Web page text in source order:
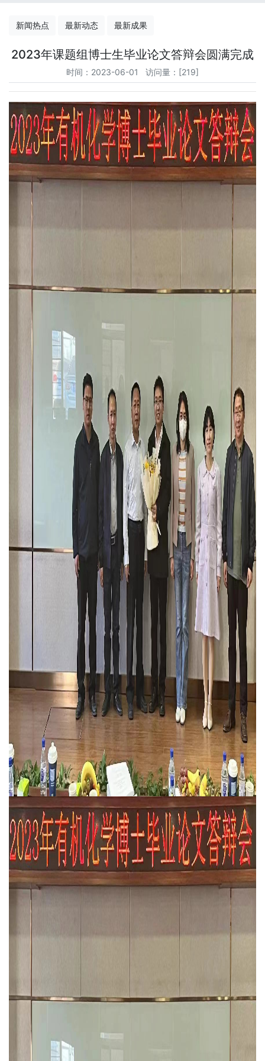
新闻热点 最新动态 最新成果
2023年课题组博士生毕业论文答辩会圆满完成
时间：2023-06-01 访问量：[219]